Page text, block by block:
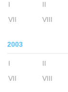
I II
VII
VIII
2003
I II
VII
VIII